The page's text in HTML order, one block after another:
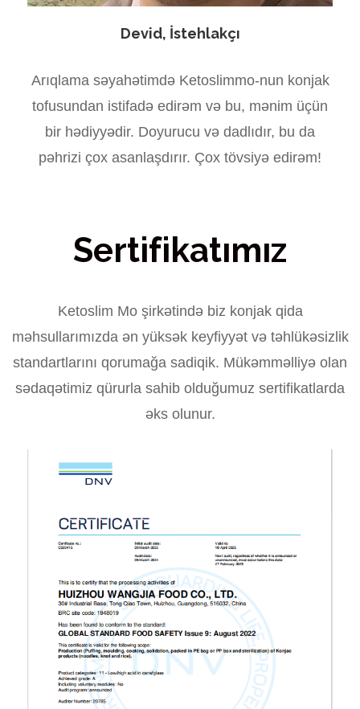
Devid, İstehlakçı
Arıqlama səyahətimdə Ketoslimmo-nun konjak
tofusundan istifadə edirəm və bu, mənim üçün
bir hədiyyədir. Doyurucu və dadlıdır, bu da
pəhrizi çox asanlaşdırır. Çox tövsiyə edirəm!
Sertifikatımız
Ketoslim Mo şirkətində biz konjak qida
məhsullarımızda ən yüksək keyfiyyət və təhlükəsizlik
standartlarını qorumağa sadiqik. Mükəmməlliyə olan
sədaqətimiz qürurla sahib olduğumuz sertifikatlarda
əks olunur.